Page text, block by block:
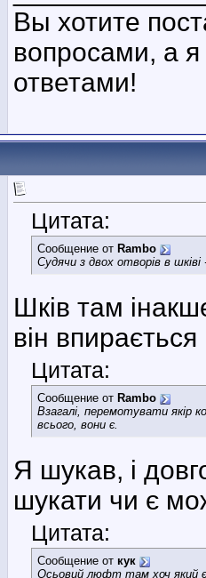
Вы хотите
вопросами, а
ответами!
Цитата:
Сообщение от Rambo
Судячи з двох отворів в
Шків там
він
Цитата:
Сообщение от Rambo
Взагалі, перемотувати якір
всього, вони є.
Я шукав, і
шукати чи є
Цитата:
Сообщение от кук
Осьовий люфт там хоч який